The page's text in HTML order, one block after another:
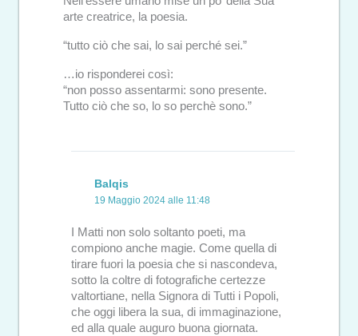
arte creatrice, la poesia.
“tutto ciò che sai, lo sai perché sei.”
…io risponderei così:
“non posso assentarmi: sono presente.
Tutto ciò che so, lo so perchè sono.”
Balqis
19 Maggio 2024 alle 11:48
I Matti non solo soltanto poeti, ma
compiono anche magie. Come quella di
tirare fuori la poesia che si nascondeva,
sotto la coltre di fotografiche certezze
valtortiane, nella Signora di Tutti i Popoli,
che oggi libera la sua, di immaginazione,
ed alla quale auguro buona giornata.